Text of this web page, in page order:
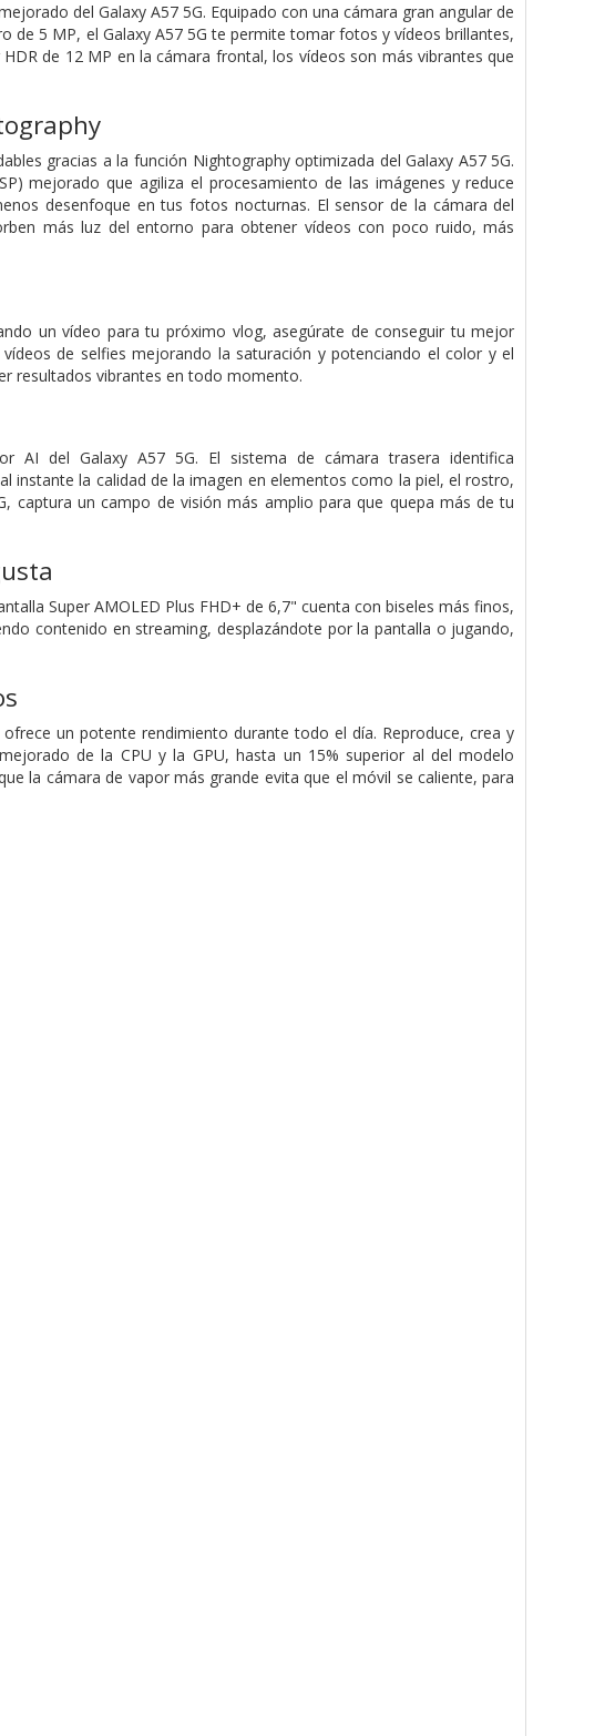
del Galaxy A57 5G. Equipado con una cámara gran angular de
de 5 MP, el Galaxy A57 5G te permite tomar fotos y vídeos brillantes,
de 12 MP en la cámara frontal, los vídeos son más vibrantes que
gracias a la función Nightography optimizada del Galaxy A57 5G.
mejorado que agiliza el procesamiento de las imágenes y reduce
desenfoque en tus fotos nocturnas. El sensor de la cámara del
más luz del entorno para obtener vídeos con poco ruido, más
un vídeo para tu próximo vlog, asegúrate de conseguir tu mejor
de selfies mejorando la saturación y potenciando el color y el
resultados vibrantes en todo momento.
AI del Galaxy A57 5G. El sistema de cámara trasera identifica
la calidad de la imagen en elementos como la piel, el rostro,
captura un campo de visión más amplio para que quepa más de tu
Super AMOLED Plus FHD+ de 6,7" cuenta con biseles más finos,
contenido en streaming, desplazándote por la pantalla o jugando,
un potente rendimiento durante todo el día. Reproduce, crea y
de la CPU y la GPU, hasta un 15% superior al del modelo
la cámara de vapor más grande evita que el móvil se caliente, para